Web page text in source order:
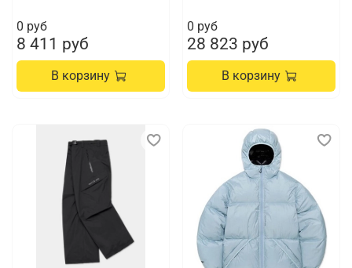
0 руб
8 411 руб
В корзину
0 руб
28 823 руб
В корзину